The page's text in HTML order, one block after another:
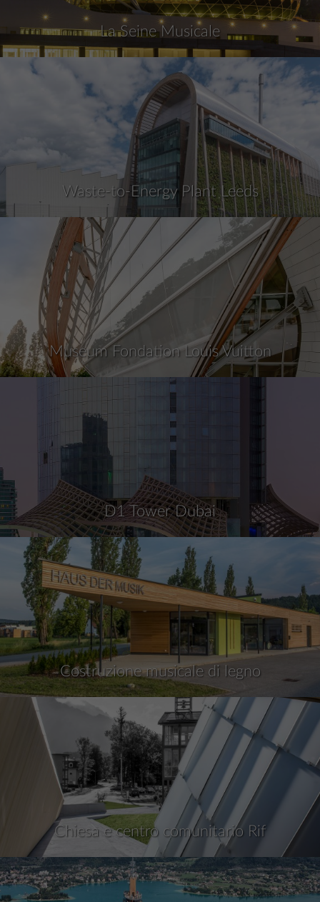
La Seine Musicale
Waste-to-Energy Plant Leeds
Museum Fondation Louis Vuitton
D1 Tower Dubai
Costruzione musicale di legno
Chiesa e centro comunitario Rif